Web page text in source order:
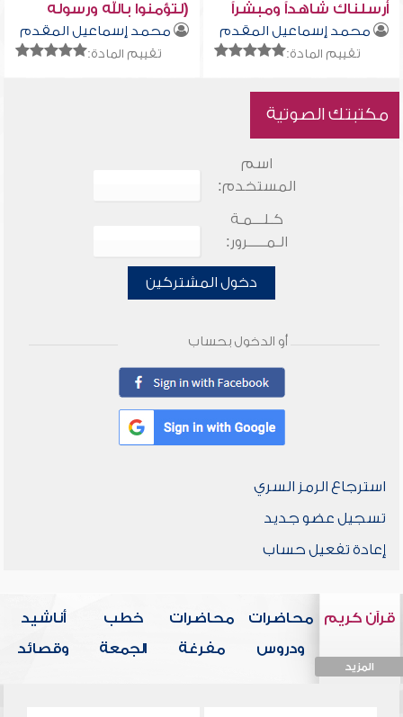
أرسلناك شاهداً ومبشراً
ونذيراً لتؤمنوا بالله
ورسوله)
محمد إسماعيل المقدم
تقييم المادة:
(لتؤمنوا بالله ورسوله
وتعزروه وتوقروه..)
محمد إسماعيل المقدم
تقييم المادة:
مكتبتك الصوتية
اسم
المستخدم:
كـلـــمـة
الـمـــــرور:
دخول المشتركين
أو الدخول بحساب
استرجاع الرمز السري
تسجيل عضو جديد
إعادة تفعيل حساب
قرآن كريم
المزيد
محاضرات
ودروس
محاضرات
مفرغة
خطب
الجمعة
أناشيد
وقصائد